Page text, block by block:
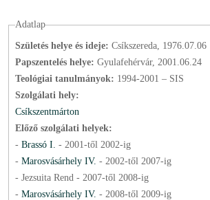
Adatlap
Születés helye és ideje: Csíkszereda, 1976.07.06
Papszentelés helye: Gyulafehérvár, 2001.06.24
Teológiai tanulmányok: 1994-2001 – SIS
Szolgálati hely:
Csíkszentmárton
Előző szolgálati helyek:
- Brassó I. - 2001-től 2002-ig
- Marosvásárhely IV. - 2002-től 2007-ig
- Jezsuita Rend - 2007-től 2008-ig
- Marosvásárhely IV. - 2008-től 2009-ig